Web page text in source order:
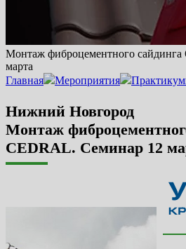
Монтаж фиброцементного
марта
Главная
Мероприятия
Нижний Новгород
Монтаж
CEDRAL. Семинар 12